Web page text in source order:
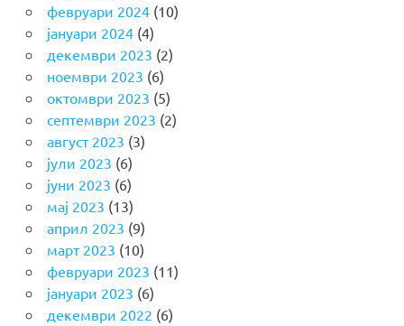
февруари 2024(10)
јануари 2024(4)
декември 2023 (2)
ноември 2023 (6)
октомври 2023 (5)
септември 2023 (2)
август 2023 (3)
јули 2023 (6)
јуни 2023 (6)
мај 2023 (13)
април 2023 (9)
март 2023 (10)
февруари 2023 (11)
јануари 2023 (6)
декември 2022 (6)